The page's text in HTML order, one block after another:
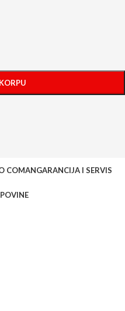
COMANGARANCIJA I SERVIS